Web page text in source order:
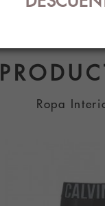
Ropa